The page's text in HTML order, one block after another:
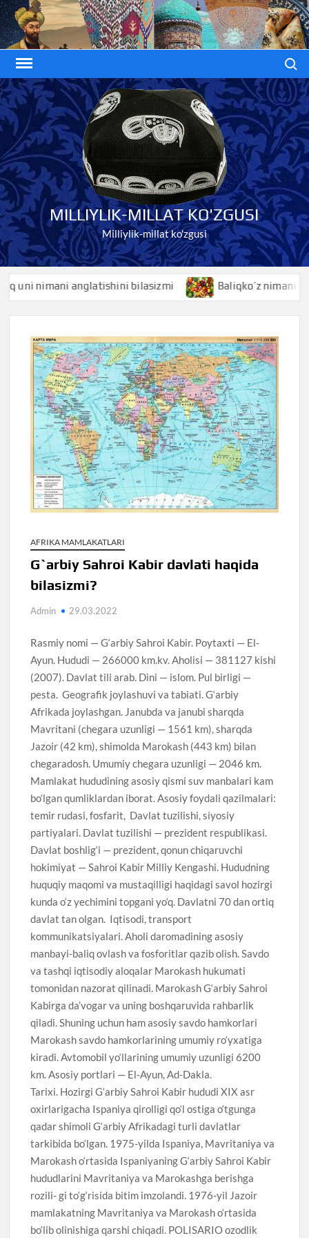
Skip
to
content
MILLIYLIK-MILLAT KO'ZGUSI
Milliylik-millat ko'zgusi
nimani anglatishini bilasizmi Baliqko’z nimani
AFRIKA MAMLAKATLARI
G`arbiy Sahroi Kabir davlati haqida
bilasizmi?
Admin 29.03.2022
Rasmiy nomi — G‘arbiy Sahroi Kabir. Poytaxti — El-
Ayun. Hududi — 266000 km.kv. Aholisi — 381127 kishi
(2007). Davlat tili arab. Dini — islom. Pul birligi —
pesta. Geografik joylashuvi va tabiati. G‘arbiy
Afrikada joylashgan. Janubda va janubi sharqda
Mavritani (chegara uzunligi — 1561 km), sharqda
Jazoir (42 km), shimolda Marokash (443 km) bilan
chegaradosh. Umumiy chegara uzunligi — 2046 km.
Mamlakat hududining asosiy qismi suv manbalari kam
bo‘lgan qumliklardan iborat. Asosiy foydali qazilmalari:
temir rudasi, fosfarit, Davlat tuzilishi, siyosiy
partiyalari. Davlat tuzilishi — prezident respublikasi.
Davlat boshlig‘i — prezident, qonun chiqaruvchi
hokimiyat — Sahroi Kabir Milliy Kengashi. Hududning
huquqiy maqomi va mustaqilligi haqidagi savol hozirgi
kunda o‘z yechimini topgani yo‘q. Davlatni 70 dan ortiq
davlat tan olgan. Iqtisodi, transport
kommunikatsiyalari. Aholi daromadining asosiy
manbayi-baliq ovlash va fosforitlar qazib olish. Savdo
va tashqi iqtisodiy aloqalar Marokash hukumati
tomonidan nazorat qilinadi. Marokash G‘arbiy Sahroi
Kabirga da’vogar va uning boshqaruvida rahbarlik
qiladi. Shuning uchun ham asosiy savdo hamkorlari
Marokash savdo hamkorlarining umumiy ro‘yxatiga
kiradi. Avtomobil yo‘llarining umumiy uzunligi 6200
km. Asosiy portlari — El-Ayun, Ad-Dakla.
Tarixi. Hozirgi G‘arbiy Sahroi Kabir hududi XIX asr
oxirlarigacha Ispaniya qirolligi qo‘l ostiga o‘tgunga
qadar shimoli G‘arbiy Afrikadagi turli davlatlar
tarkibida bo‘lgan. 1975-yilda Ispaniya, Mavritaniya va
Marokash o‘rtasida Ispaniyaning G‘arbiy Sahroi Kabir
hududlarini Mavritaniya va Marokashga berishga
rozili- gi to‘g‘risida bitim imzolandi. 1976-yil Jazoir
mamlakatning Mavritaniya va Marokash o‘rtasida
bo‘lib olinishiga qarshi chiqadi. POLISARIO ozodlik